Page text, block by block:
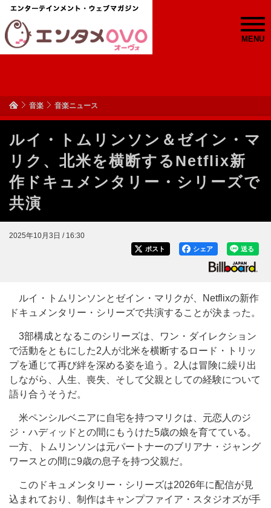
MENU
音楽 音楽ニュース
ルイ・トムリンソン＆ゼイン・マ
リク、北米を横断するNetflix新
作ドキュメンタリー・シリーズで
共演
2025年10月3日 / 16:30
送る
シェア
ポスト
ルイ・トムリンソンとゼイン・マリクが、Netflixの新作
ドキュメンタリー・シリーズで共演することが決まった。
3部構成となるこのシリーズは、ワン・ダイレクション
で活動をともにした2人が北米を横断するロード・トリッ
プを通じて再び絆を深める姿を追う。2人は冒険に繰り出
しながら、人生、喪失、そして父親としての経験について
語り合うそうだ。
米ペンシルベニアに自宅を持つマリクは、元恋人のジ
ジ・ハディッドとの間にもうけた5歳の娘を育てている。
一方、トムリンソンは元パートナーのブリアナ・ジャング
ワースとの間に9歳の息子を持つ父親だ。
このドキュメンタリー・シリーズは2026年に配信が見
込まれており、制作はキャンプファイア・スタジオズが手